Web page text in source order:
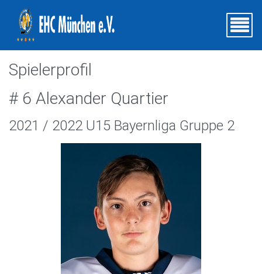
Spielerprofil
# 6 Alexander Quartier
2021 / 2022 U15 Bayernliga Gruppe 2